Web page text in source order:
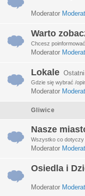
Moderator
Warto
Chcesz
Moderator
Lokale
Gdzie się wybrać /
Moderator
Gliwice
Nasze
Wszystko co dotyczy
Moderator
Osiedla i
Moderator